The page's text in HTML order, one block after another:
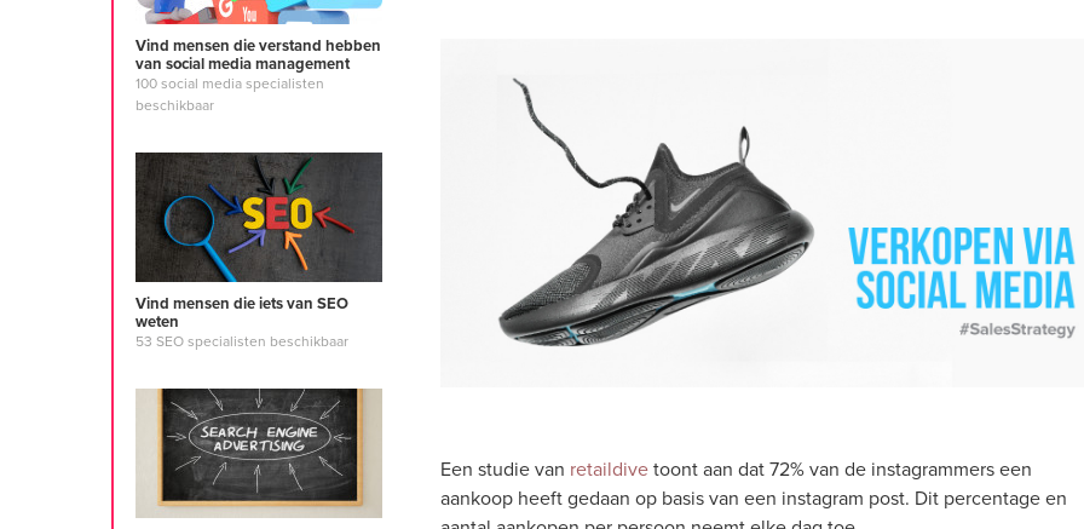
Yoga docenten
Voedsel en gezondheid
Vind mensen die verstand hebben
van social media management
100 social media specialisten
beschikbaar
Vind mensen die iets van SEO
weten
53 SEO specialisten beschikbaar
Een studie van retaildivetoont aan dat 72% van de instagrammers een
aankoop heeft gedaan op basis van een instagram post. Dit percentage en